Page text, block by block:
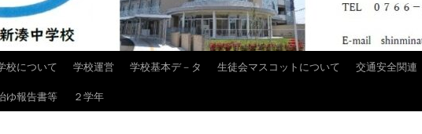
校について 学校運営 学校基本デ－タ 生徒会マスコットについて 交通安全関連
ゆ報告書等 ２学年